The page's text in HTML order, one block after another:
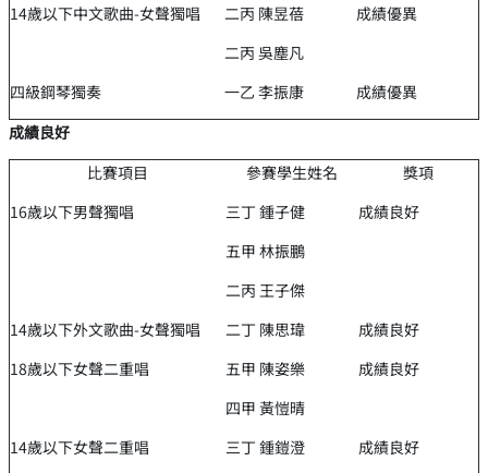
14歲以下中文歌曲-女聲獨唱
二丙 陳昱蓓
二丙 吳塵凡
成績優異
四級鋼琴獨奏 一乙 李振康
成績優異
成績良好
比賽項目
參賽學生姓名
獎項
16歲以下男聲獨唱
三丁 鍾子健
五甲 林振鵬
二丙 王子傑
成績良好
14歲以下外文歌曲-女聲獨唱 二丁 陳思瑋
成績良好
18歲以下女聲二重唱
五甲 陳姿樂
四甲 黃愷晴
成績良好
14歲以下女聲二重唱
三丁 鍾鎧澄
成績良好